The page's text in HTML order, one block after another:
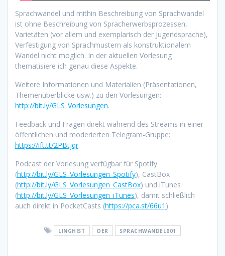
Sprachwandel und mithin Beschreibung von Sprachwandel
ist ohne Beschreibung von Spracherwerbsprozessen,
Varietäten (vor allem und exemplarisch der Jugendsprache),
Verfestigung von Sprachmustern als konstruktionalem
Wandel nicht möglich. In der aktuellen Vorlesung
thematisiere ich genau diese Aspekte.
Weitere Informationen und Materialien (Präsentationen,
Themenüberblicke usw.) zu den Vorlesungen:
http://bit.ly/GLS_Vorlesungen.
Feedback und Fragen direkt während des Streams in einer
öffentlichen und moderierten Telegram-Gruppe:
https://ift.tt/2PBtjqr.
Podcast der Vorlesung verfügbar für Spotify
(http://bit.ly/GLS_Vorlesungen_Spotify), CastBox
(http://bit.ly/GLS_Vorlesungen_CastBox) und iTunes
(http://bit.ly/GLS_Vorlesungen_iTunes), damit schließlich
auch direkt in PocketCasts (https://pca.st/66u1 ).
LINGHIST OER SPRACHWANDEL001